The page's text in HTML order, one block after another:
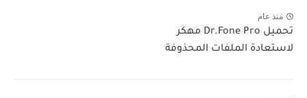
منذ عام
تحميل Dr.Fone Pro مهكر
لاستعادة الملفات المحذوفة